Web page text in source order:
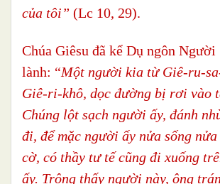
của tôi” (Lc 10, 29).
Chúa Giêsu đã kể Dụ ngôn
lành: “Một người kia từ Giê-ru-
Giê-ri-khô, dọc đường bị rơi vào
Chúng lột sạch người ấy, đánh
đi, để mặc người ấy nửa sống
cờ, có thầy tư tế cũng đi xuống
ấy. Trông thấy người này, ông